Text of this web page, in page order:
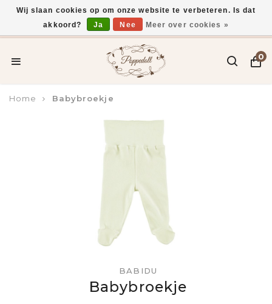
Voor 15:00 uur besteld, vandaag verzonden*
0
Home Babybroekje
BABIDU
Babybroekje
Wij slaan cookies op om onze website te verbeteren. Is dat
akkoord?
Ja Nee Meer over cookies »